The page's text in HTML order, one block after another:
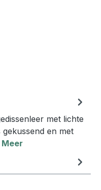
de
met lichte
en met
Meer